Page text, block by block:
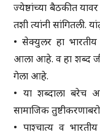
ज्येष्ठांच्या बैठकीत
तशी त्यांनी सांगितली.
• सेक्युलर हा
आला आहे. व हा शब्द
गेला आहे.
• या शब्दाला बरेच
सामाजिक
• पाश्चात्य व